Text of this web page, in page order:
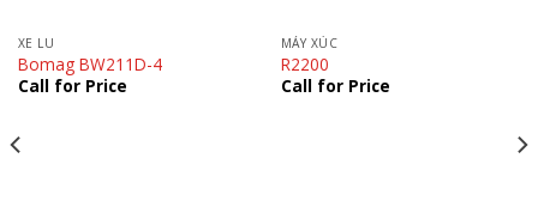
XE LU
Bomag BW211D-4
Call for Price
MÁY XÚC
R2200
Call for Price